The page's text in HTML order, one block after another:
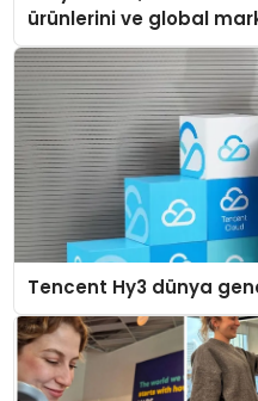
ürünlerini ve global
Tencent Hy3 dünya